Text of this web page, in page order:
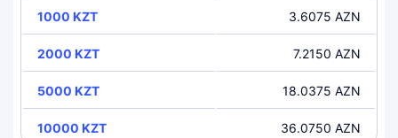
1000 KZT 3.6075 AZN
2000 KZT 7.2150 AZN
5000 KZT 18.0375 AZN
10000 KZT 36.0750 AZN